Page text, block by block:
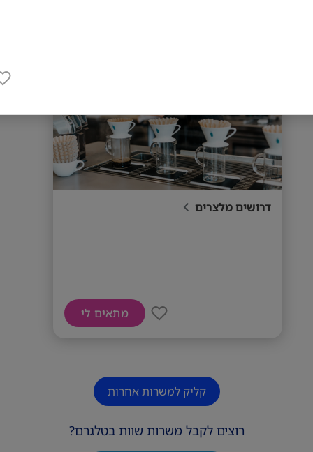
דרושים מלצרים
מתאים לי
קליק למשרות אחרות
רוצים לקבל משרות שוות בטלגרם?